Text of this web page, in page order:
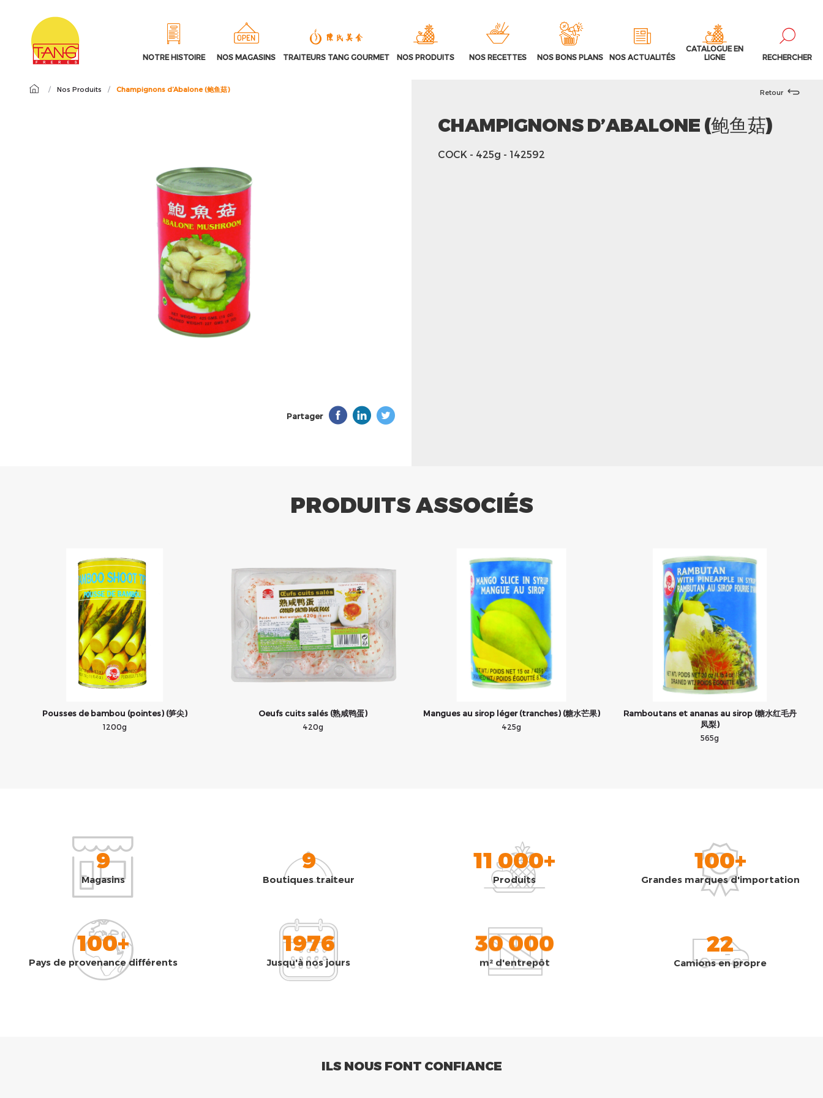
NOTRE HISTOIRE NOS MAGASINS TRAITEURS TANG GOURMET NOS PRODUITS NOS RECETTES NOS BONS PLANS NOS ACTUALITÉS
CATALOGUE EN
LIGNE
RECHERCHER
/ Nos Produits / Champignons d’Abalone (鲍鱼菇)
Partager
Retour
CHAMPIGNONS D’ABALONE (鲍鱼菇)
COCK - 425g - 142592
PRODUITS ASSOCIÉS
Pousses de bambou (pointes) (笋尖)
1200g
Oeufs cuits salés (熟咸鸭蛋)
420g
Mangues au sirop léger (tranches) (糖水芒果)
425g
Ramboutans et ananas au sirop (糖水红毛丹
凤梨)
565g
9
Magasins
9
Boutiques traiteur
11 000+
Produits
100+
Grandes marques d'importation
100+
Pays de provenance différents
1976
Jusqu'à nos jours
30 000
m² d'entrepôt
22
Camions en propre
ILS NOUS FONT CONFIANCE